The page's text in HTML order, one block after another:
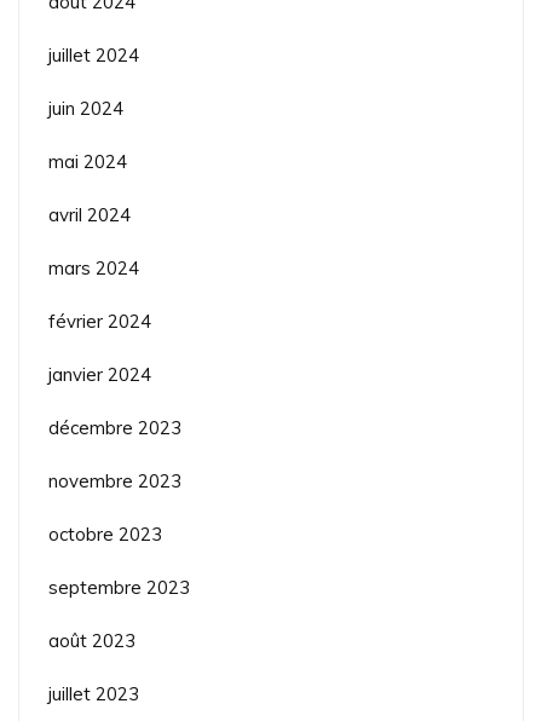
juillet 2024
juin 2024
mai 2024
avril 2024
mars 2024
février 2024
janvier 2024
décembre 2023
novembre 2023
octobre 2023
septembre 2023
août 2023
juillet 2023